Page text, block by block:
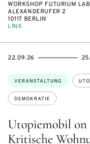
WORKSHOP FUTURIUM LAB
ALEXANDERUFER 2
10117 BERLIN
LINK
Utopiemobil on
Kritische
Themen:
VERANSTALTUNG
DEMOKRATIE
EVENTBEGINSON
22.09.26
EVENTENDSON